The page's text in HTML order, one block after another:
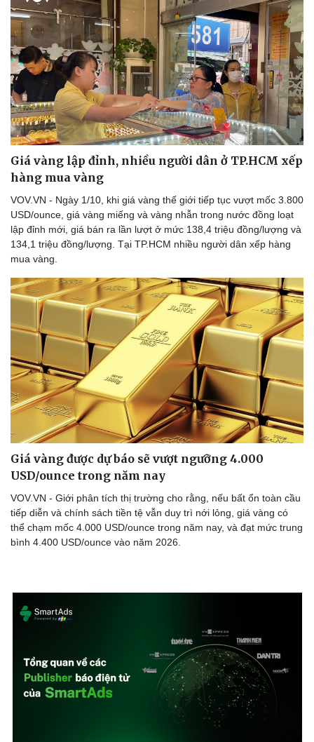
Doanh nghiệp
Thông tin doanh nghiệp
Doanh nghiệp 24h
Doanh nhân
Vì cộng đồng
Công nghệ
Sành điệu
Tin Công nghệ
Trải nghiệm
Chuyển đổi số
Giá vàng lập đỉnh, nhiều người dân ở TP.HCM xếp
hàng mua vàng
VOV.VN - Ngày 1/10, khi giá vàng thế giới tiếp tục vượt mốc 3.800
USD/ounce, giá vàng miếng và vàng nhẫn trong nước đồng loạt
lập đỉnh mới, giá bán ra lần lượt ở mức 138,4 triệu đồng/lượng và
134,1 triệu đồng/lượng. Tại TP.HCM nhiều người dân xếp hàng
mua vàng.
Giá vàng được dự báo sẽ vượt ngưỡng 4.000
USD/ounce trong năm nay
VOV.VN - Giới phân tích thị trường cho rằng, nếu bất ổn toàn cầu
tiếp diễn và chính sách tiền tệ vẫn duy trì nới lỏng, giá vàng có
thể chạm mốc 4.000 USD/ounce trong năm nay, và đạt mức trung
bình 4.400 USD/ounce vào năm 2026.